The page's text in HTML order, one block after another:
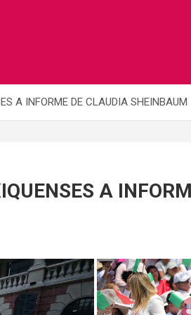
A INFORME DE CLAUDIA SHEINBAUM
A